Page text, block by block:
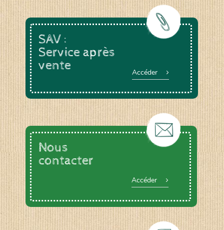
www.semaille.com
SAV :
Service après
vente
Accéder
Nous
contacter
Accéder